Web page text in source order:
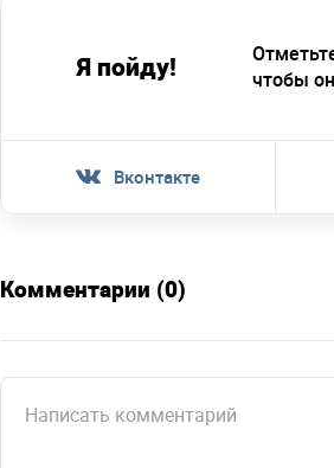
Я пойду!
чтобы
Вконтакте
Комментарии (0)